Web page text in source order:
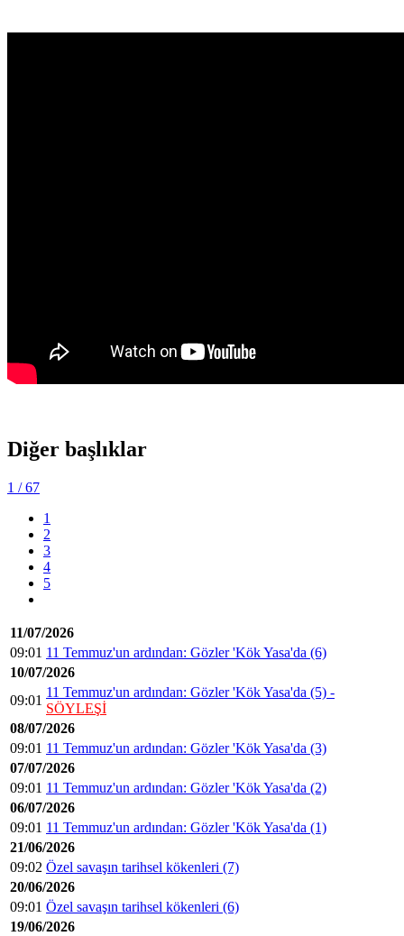
Diğer başlıklar
1 / 67
1
2
3
4
5
11/07/2026
09:01 11 Temmuz'un ardından: Gözler 'Kök Yasa'da (6)
10/07/2026
09:01
11 Temmuz'un ardından: Gözler 'Kök Yasa'da (5) -
SÖYLEŞİ
08/07/2026
09:01 11 Temmuz'un ardından: Gözler 'Kök Yasa'da (3)
07/07/2026
09:01 11 Temmuz'un ardından: Gözler 'Kök Yasa'da (2)
06/07/2026
09:01 11 Temmuz'un ardından: Gözler 'Kök Yasa'da (1)
21/06/2026
09:02 Özel savaşın tarihsel kökenleri (7)
20/06/2026
09:01 Özel savaşın tarihsel kökenleri (6)
19/06/2026